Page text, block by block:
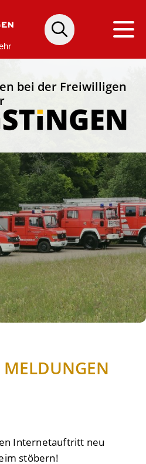
bei der Freiwilligen
MELDUNGEN
Internetauftritt neu
stöbern!